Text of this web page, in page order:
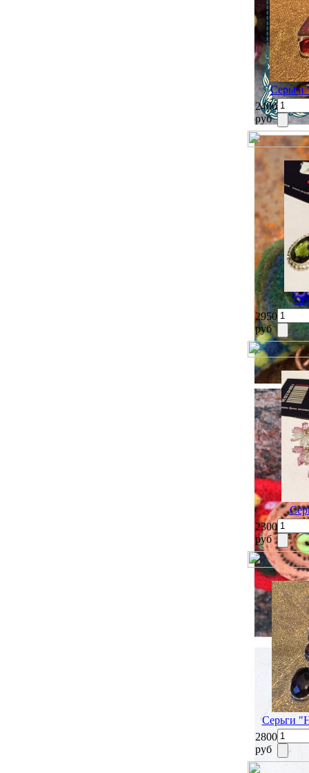
Серьги
2400
руб
2950
руб
2300
руб
Серьги
2800
руб